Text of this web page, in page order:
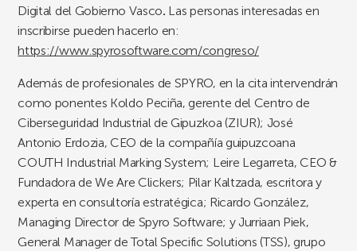
Digital del Gobierno Vasco. Las personas interesadas en
inscribirse pueden hacerlo en:
https://www.spyrosoftware.com/congreso/
Además de profesionales de SPYRO, en la cita intervendrán
como ponentes Koldo Peciña, gerente del Centro de
Ciberseguridad Industrial de Gipuzkoa (ZIUR); José
Antonio Erdozia, CEO de la compañía guipuzcoana
COUTH Industrial Marking System; Leire Legarreta, CEO &
Fundadora de We Are Clickers; Pilar Kaltzada, escritora y
experta en consultoría estratégica; Ricardo González,
Managing Director de Spyro Software; y Jurriaan Piek,
General Manager de Total Specific Solutions (TSS), grupo